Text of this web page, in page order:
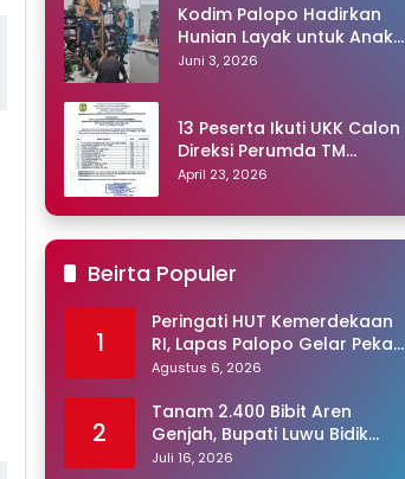
Kodim Palopo Hadirkan
Hunian Layak untuk Anak
Panti
Juni 3, 2026
13 Peserta Ikuti UKK Calon
Direksi Perumda TM
Palopo, Ris Akril Raih
April 23, 2026
Beirta Populer
1
Peringati HUT Kemerdekaan
RI, Lapas Palopo Gelar Pekan
Olahraga untuk Warga
Agustus 6, 2026
2
Tanam 2.400 Bibit Aren
Genjah, Bupati Luwu Bidik
Sentra Produksi Gula Aren
Juli 16, 2026